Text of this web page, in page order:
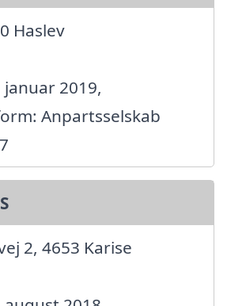
Haslev
2019,
Anpartsselskab
2, 4653 Karise